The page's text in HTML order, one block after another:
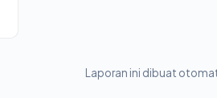
Laporan ini dibuat